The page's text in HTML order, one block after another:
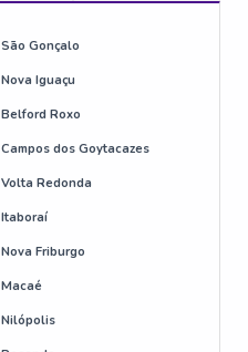
São Gonçalo
Nova Iguaçu
Belford Roxo
Campos dos Goytacazes
Volta Redonda
Itaboraí
Nova Friburgo
Macaé
Nilópolis